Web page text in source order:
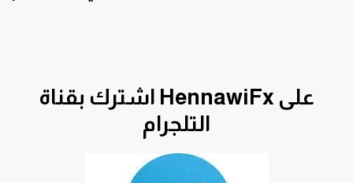
اشترك بقناة HennawiFx على
التلجرام